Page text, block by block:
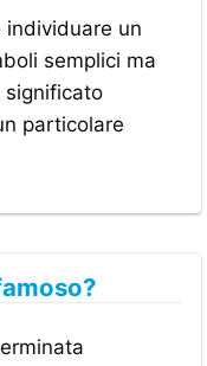
un
semplici ma
significato
particolare